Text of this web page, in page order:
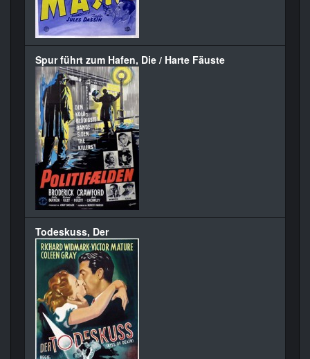
Spur führt zum Hafen, Die / Harte Fäuste
Todeskuss, Der